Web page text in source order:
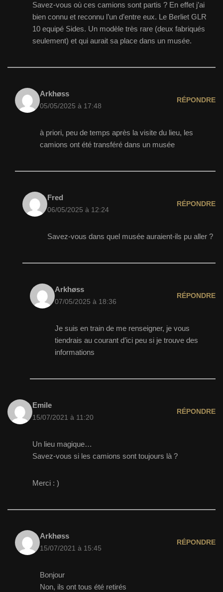
Savez-vous où ces camions sont partis ? En effet j’ai
bien connu et reconnu l’un d’entre eux. Le Berliet GLR
10 equipé Sides. Un modèle très rare (deux fabriqués
seulement) et qui aurait sa place dans un musée.
Arkhøss
05/05/2025 à 17:48
RÉPONDRE
à priori, peu de temps après la visite du lieu, les
camions ont été transféré dans un musée
Fred
06/05/2025 à 12:24
RÉPONDRE
Savez-vous dans quel musée auraient-ils pu aller ?
Arkhøss
07/05/2025 à 18:36
RÉPONDRE
Je suis en train de me renseigner, je vous
tiendrais au courant d’ici peu si je trouve des
informations
Emile
15/07/2021 à 11:20
RÉPONDRE
Un lieu magique…
Savez-vous si les camions sont toujours là ?
Merci : )
Arkhøss
15/07/2021 à 15:45
RÉPONDRE
Bonjour
Non, ils ont tous été retirés